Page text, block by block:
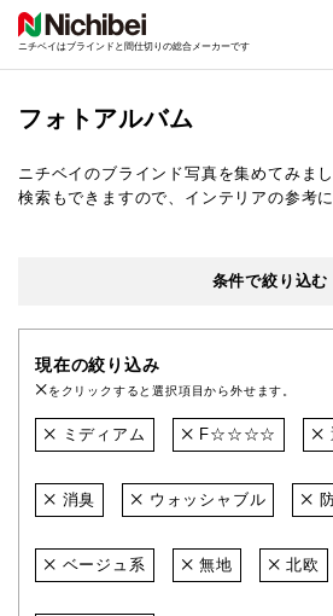
ニチベイはブラインドと間仕切りの総合メーカーです
フォトアルバム
ニチベイのブラインド写真を集めてみまし
検索もできますので、インテリアの参考
条件で絞り込む
現在の絞り込み
をクリックすると選択項目から外せます。
ミディアム F☆☆☆☆
消臭 ウォッシャブル
ベージュ系 無地 北欧